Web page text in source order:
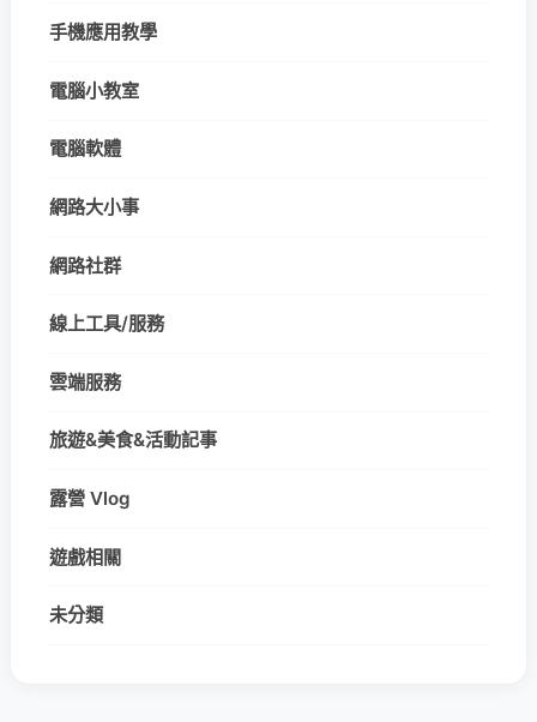
手機應用教學
電腦小教室
電腦軟體
網路大小事
網路社群
線上工具/服務
雲端服務
旅遊&美食&活動記事
露營 Vlog
遊戲相關
未分類